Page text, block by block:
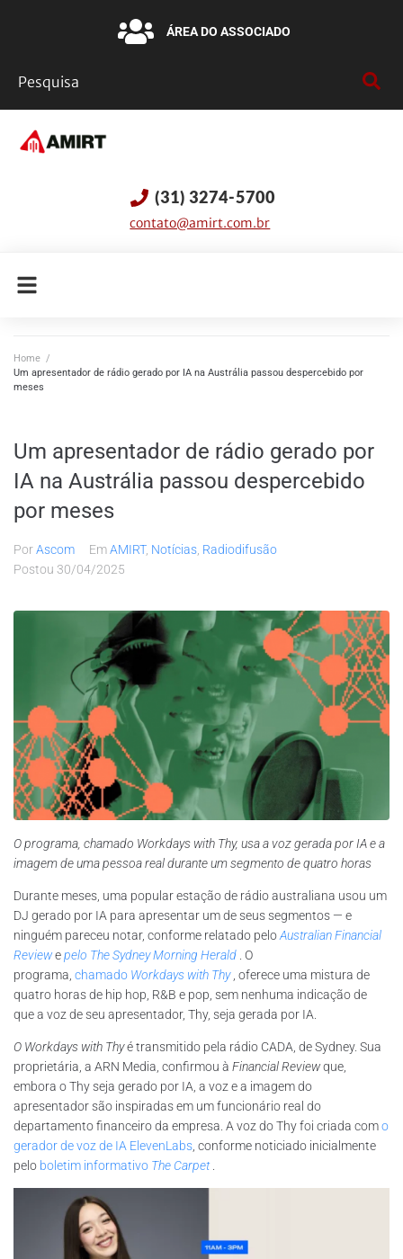
ÁREA DO ASSOCIADO
(31) 3274-5700
contato@amirt.com.br
Home /
Um apresentador de rádio gerado por IA na Austrália passou despercebido por
meses
Um apresentador de rádio gerado por
IA na Austrália passou despercebido
por meses
PorAscom EmAMIRT, Notícias Radiodifusão
Postou 30/04/2025
O programa, chamado Workdays with Thy, usa a voz gerada por IA e a
imagem de uma pessoa real durante um segmento de quatro horas
Durante meses, uma popular estação de rádio australiana usou um
DJ gerado por IA para apresentar um de seus segmentos — e
ninguém pareceu notar, conforme relatado peloAustralian Financial
Reviewepelo The Sydney Morning Herald . O
programa, chamado Workdays with Thy, oferece uma mistura de
quatro horas de hip hop, R&B e pop, sem nenhuma indicação de
que a voz de seu apresentador, Thy, seja gerada por IA.
O Workdays with Thyé transmitido pela rádio CADA, de Sydney. Sua
proprietária, a ARN Media, confirmou à Financial Reviewque,
embora o Thy seja gerado por IA, a voz e a imagem do
apresentador são inspiradas em um funcionário real do
departamento financeiro da empresa. A voz do Thy foi criada como
gerador de voz de IA ElevenLabs , conforme noticiado inicialmente
pelo boletim informativo The Carpet.